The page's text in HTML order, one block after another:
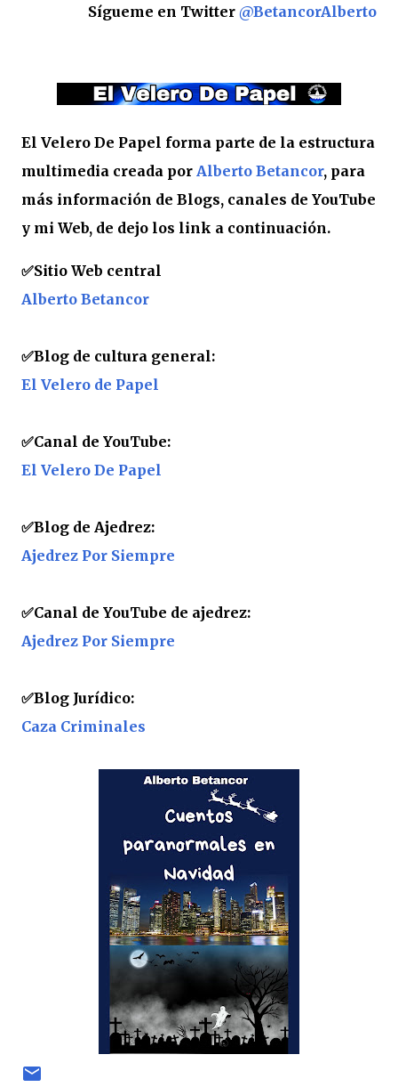
Sígueme en Twitter @BetancorAlberto
El Velero De Papel forma parte de la estructura
multimedia creada por Alberto Betancor, para
más información de Blogs, canales de YouTube
y mi Web, de dejo los link a continuación.
✅Sitio Web central
Alberto Betancor
✅Blog de cultura general:
El Velero de Papel
✅Canal de YouTube:
El Velero De Papel
✅Blog de Ajedrez:
Ajedrez Por Siempre
✅Canal de YouTube de ajedrez:
Ajedrez Por Siempre
✅Blog Jurídico:
Caza Criminales